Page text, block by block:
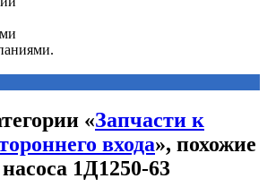
«Запчасти к
входа», похожие
1Д1250-63